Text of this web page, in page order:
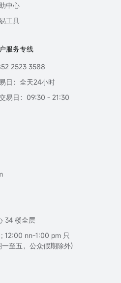
中心
工具
服务专线
2523 3588
日：全天24小时
易日：09:30 - 21:30
34 楼全层
12:00 nn-1:00 pm 只
至五，公众假期除外)